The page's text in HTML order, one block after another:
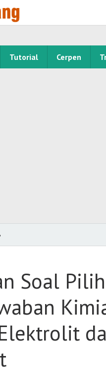
Tutorial Cerpen
Soal
Berserta
Jawaban
Kelas
X
Tentang
Larutan
Soal